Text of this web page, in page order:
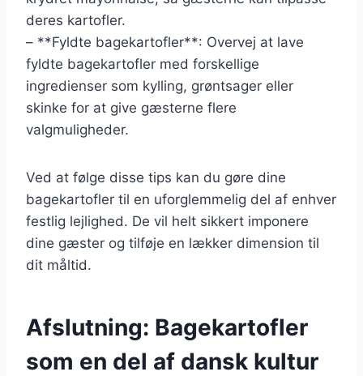
deres kartofler.
– **Fyldte bagekartofler**: Overvej at lave
fyldte bagekartofler med forskellige
ingredienser som kylling, grøntsager eller
skinke for at give gæsterne flere
valgmuligheder.
Ved at følge disse tips kan du gøre dine
bagekartofler til en uforglemmelig del af enhver
festlig lejlighed. De vil helt sikkert imponere
dine gæster og tilføje en lækker dimension til
dit måltid.
Afslutning: Bagekartofler
som en del af dansk kultur